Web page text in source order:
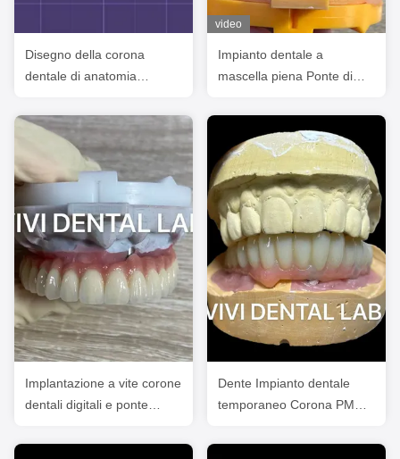
Disegno della corona
dentale di anatomia
ponte di vite trattenuta
video
Impianto dentale a
mascella piena Ponte di
Estetica
Implantazione a vite corone
dentali digitali e ponte
Traslucidità
Dente Impianto dentale
temporaneo Corona PMMA